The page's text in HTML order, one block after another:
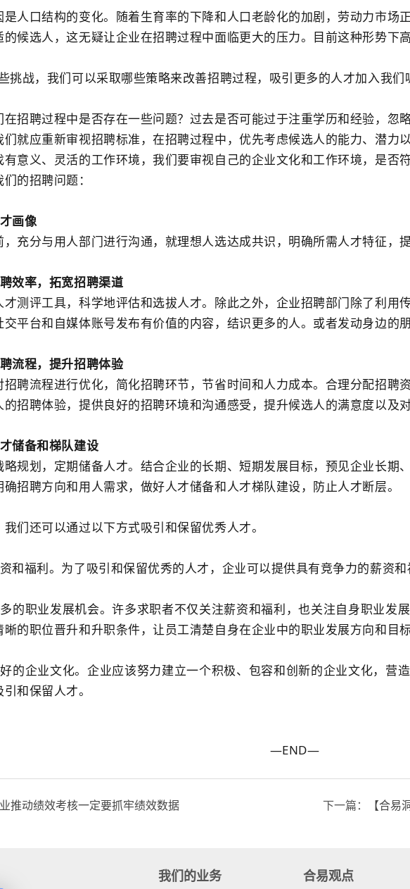
是人口结构的变化。随着生育率的下降和人口老龄化的加剧，劳动力市场
的候选人，这无疑让企业在招聘过程中面临更大的压力。目前这种形势下
挑战，我们可以采取哪些策略来改善招聘过程，吸引更多的人才加入我们
在招聘过程中是否存在一些问题？过去是否可能过于注重学历和经验，忽
们就应重新审视招聘标准，在招聘过程中，优先考虑候选人的能力、潜力
有意义、灵活的工作环境，我们要审视自己的企业文化和工作环境，是否
的招聘问题：
画像
充分与用人部门进行沟通，就理想人选达成共识，明确所需人才特征，
效率，拓宽招聘渠道
才测评工具，科学地评估和选拔人才。除此之外，企业招聘部门除了利用
交平台和自媒体账号发布有价值的内容，结识更多的人。或者发动身边的
流程，提升招聘体验
招聘流程进行优化，简化招聘环节，节省时间和人力成本。合理分配招聘
的招聘体验，提供良好的招聘环境和沟通感受，提升候选人的满意度以及对
储备和梯队建设
略规划，定期储备人才。结合企业的长期、短期发展目标，预见企业长期
确招聘方向和用人需求，做好人才储备和人才梯队建设，防止人才断层。
们还可以通过以下方式吸引和保留优秀人才。
和福利。为了吸引和保留优秀的人才，企业可以提供具有竞争力的薪资和
的职业发展机会。许多求职者不仅关注薪资和福利，也关注自身职业发
的职位晋升和升职条件，让员工清楚自身在企业中的职业发展方向和目标
的企业文化。企业应该努力建立一个积极、包容和创新的企业文化，营
和保留人才。
—END—
推动绩效考核一定要抓牢绩效数据 下一篇： 【合易
我们的业务 合易观点